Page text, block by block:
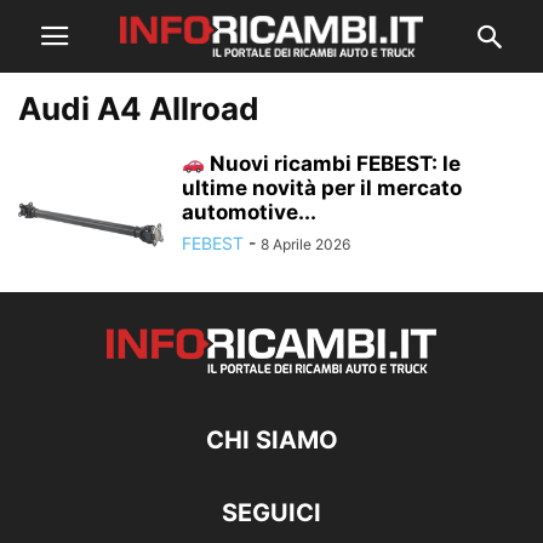
Audi A4 Allroad
Nuovi ricambi FEBEST: le
ultime novità per il mercato
automotive...
FEBEST - 8 Aprile 2026
CHI SIAMO
SEGUICI